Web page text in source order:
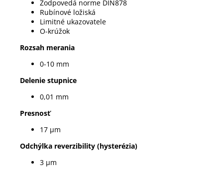
Zodpovedá norme DIN878
Rubínové ložiská
Limitné ukazovatele
O-krúžok
Rozsah merania
0-10 mm
Delenie stupnice
0,01 mm
Presnosť
17 µm
Odchýlka reverzibility (hysterézia)
3 µm